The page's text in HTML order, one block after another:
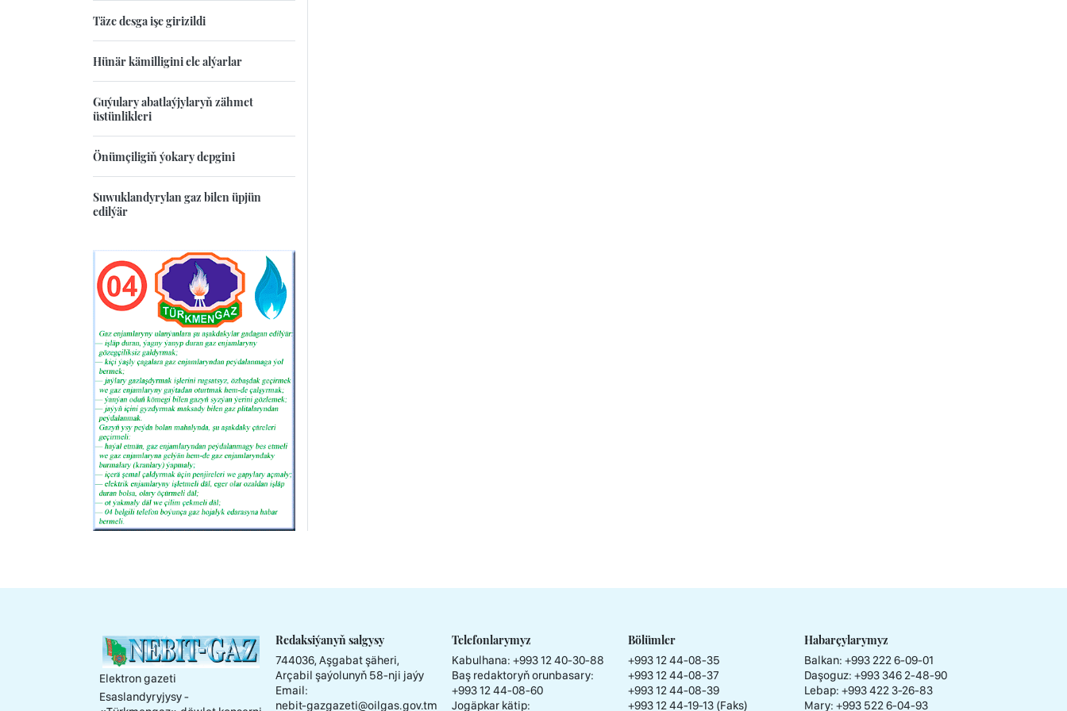
Täze desga işe girizildi
Hünär kämilligini ele alýarlar
Guýulary abatlaýjylaryň zähmet
üstünlikleri
Önümçiligiň ýokary depgini
Suwuklandyrylan gaz bilen üpjün
edilýär
Elektron gazeti
Esaslandyryjysy -
Redaksiýanyň salgysy
744036, Aşgabat şäheri,
Arçabil şaýolunyň 58-nji jaýy
Email:
nebit-gazgazeti@oilgas.gov.tm
Telefonlarymyz
Kabulhana: +993 12 40-30-88
Baş redaktoryň orunbasary:
+993 12 44-08-60
Jogäpkar kätip:
Bölümler
+993 12 44-08-35
+993 12 44-08-37
+993 12 44-08-39
+993 12 44-19-13 (Faks)
Habarçylarymyz
Balkan: +993 222 6-09-01
Daşoguz: +993 346 2-48-90
Lebap: +993 422 3-26-83
Mary: +993 522 6-04-93